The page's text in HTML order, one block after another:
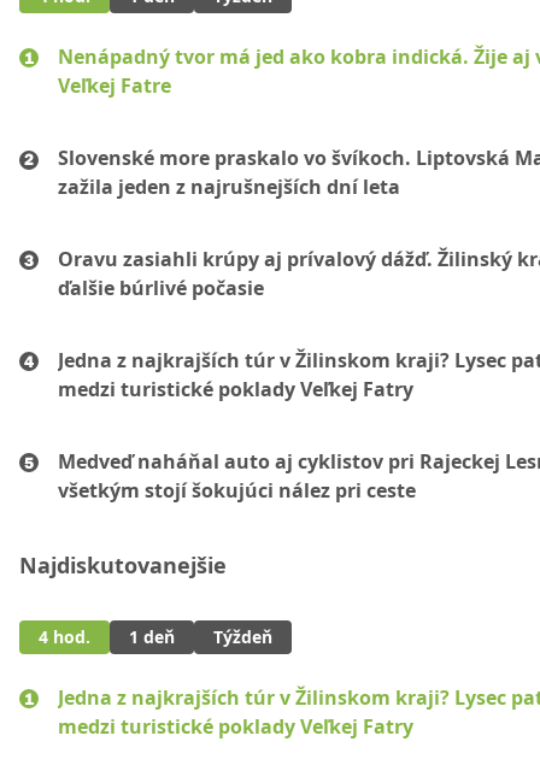
Nenápadný tvor má jed ako kobra indická. Žije aj
Veľkej Fatre
Slovenské more praskalo vo švíkoch. Liptovská
zažila jeden z najrušnejších dní leta
Oravu zasiahli krúpy aj prívalový dážď. Žilinský
ďalšie búrlivé počasie
Jedna z najkrajších túr v Žilinskom kraji? Lysec
medzi turistické poklady Veľkej Fatry
Medveď naháňal auto aj cyklistov pri Rajeckej
všetkým stojí šokujúci nález pri ceste
Najdiskutovanejšie
4 hod. 1 deň Týždeň
Jedna z najkrajších túr v Žilinskom kraji? Lysec
medzi turistické poklady Veľkej Fatry